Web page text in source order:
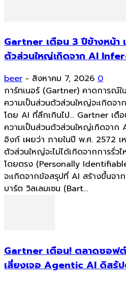
Gartner เตือน 3 ปีข้างหน้า
ตัวส่วนใหญ่เกิดจาก AI
beer - สิงหาคม 7, 2026 0
การ์ทเนอร์ (Gartner) คาดการณ์ใ
ความเป็นส่วนตัวส่วนใหญ่จะเกิดจาก
โดย AI ที่ลึกเกินไป... Gartner เตื
ความเป็นส่วนตัวส่วนใหญ่เกิดจาก
อิงก์ เผยว่า ภายในปี พ.ศ. 2572 เ
ตัวส่วนใหญ่จะไม่ได้เกิดจากการรั่
โดยตรง (Personally
จะเกิดจากข้อสรุปที่ AI สร้างขึ้นจ
บาร์ต วิลเลมเซน (Bart...
Gartner เตือน! ตลาดซอฟ
เสี่ยงเจอ Agentic AI ดิสรั